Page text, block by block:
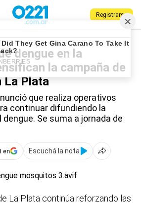
Registrarse
dengue en la
la campaña de
La Plata
que realiza operativos
continuar difundiendo la
Se suma a jornada de
en
Escuchá la nota
La Plata continúa reforzando las